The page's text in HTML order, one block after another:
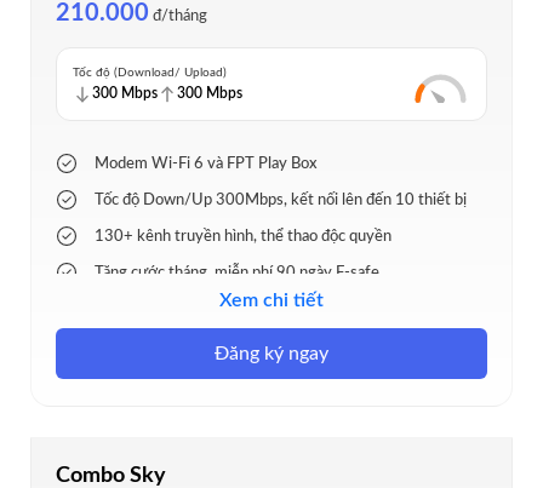
210.000 đ/tháng
Tốc độ (Download/ Upload)
300 Mbps 300 Mbps
Modem Wi-Fi 6 và FPT Play Box
Tốc độ Down/Up 300Mbps, kết nối lên đến 10 thiết bị
130+ kênh truyền hình, thể thao độc quyền
Tặng cước tháng, miễn phí 90 ngày F-safe
Lắp đặt nhanh 24h, hỗ trợ 24/7
Xem chi tiết
Đăng ký ngay
Combo Sky